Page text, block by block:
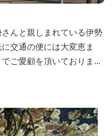
んと親しまれている伊勢
交通の便には大変恵ま
ご愛顧を頂いておりま